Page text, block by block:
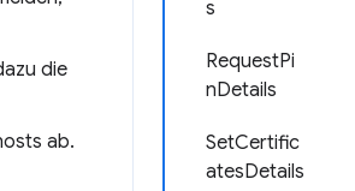
s
RequestPi
nDetails
SetCertific
atesDetails
die
ab.